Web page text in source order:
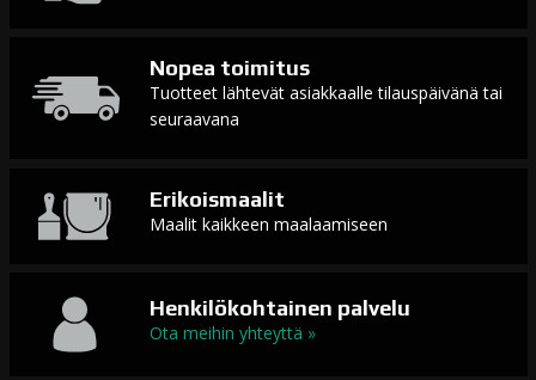
Nopea toimitus
Tuotteet lähtevät asiakkaalle tilauspäivänä tai
seuraavana
Erikoismaalit
Maalit kaikkeen maalaamiseen
Henkilökohtainen palvelu
Ota meihin yhteyttä »